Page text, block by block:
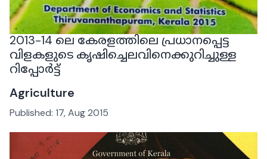
2013-14 ലെ കേരളത്തിലെ പ്രധാനപ്പെട്ട
വിളകളുടെ കൃഷിച്ചെലവിനെക്കുറിച്ചുള്ള
റിപ്പോർട്ട്
Agriculture
Published: 17, Aug 2015